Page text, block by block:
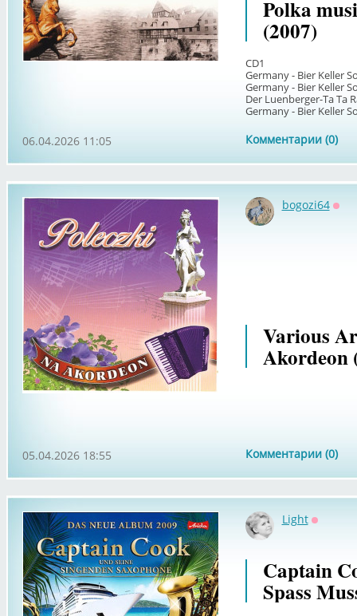
Polka
(2007)
CD1
Germany - Bier Keller
Germany - Bier Keller
Der Luenberger-Ta Ta
Germany - Bier Keller
Комментарии (0)
06.04.2026 11:05
bogozi64
Various
Akordeon
Комментарии (0)
05.04.2026 18:55
Light
Captain
Spass